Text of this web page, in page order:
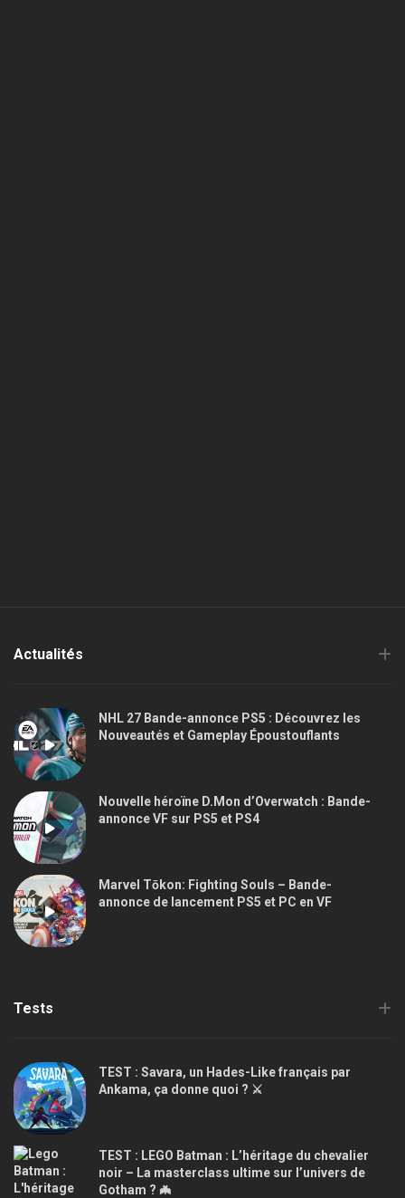
Actualités
NHL 27 Bande-annonce PS5 : Découvrez les
Nouveautés et Gameplay Époustouflants
Nouvelle héroïne D.Mon d’Overwatch : Bande-
annonce VF sur PS5 et PS4
Marvel Tōkon: Fighting Souls – Bande-
annonce de lancement PS5 et PC en VF
Tests
TEST : Savara, un Hades-Like français par
Ankama, ça donne quoi ? ⚔️
TEST : LEGO Batman : L’héritage du chevalier
noir – La masterclass ultime sur l’univers de
Gotham ? 🦇